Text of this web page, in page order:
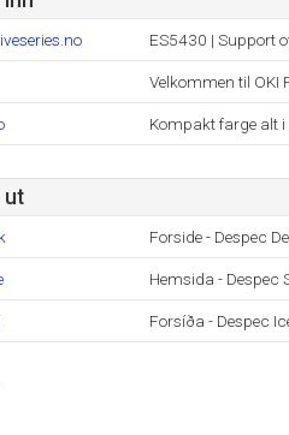
ES5430 | Support
Velkommen til OKI
Kompakt farge alt
ut
Forside - Despec
Hemsida - Despec
Forsíða - Despec